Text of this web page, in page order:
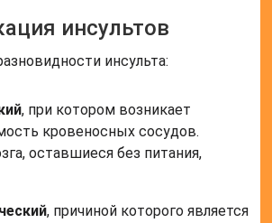
инсультов
инсульта:
, при котором возникает
кровеносных сосудов.
оставшиеся без питания,
, причиной которого является